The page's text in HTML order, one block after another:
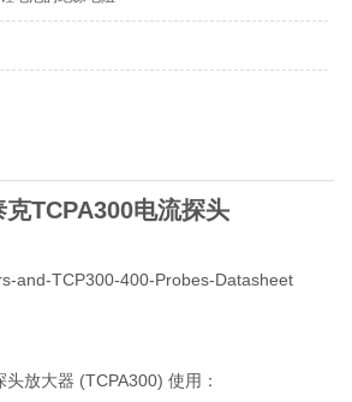
克TCPA300电流探头
放大器 (TCPA300) 使用：